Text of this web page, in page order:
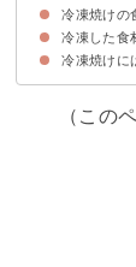
①空気に
②急速冷
③冷凍庫
④長期間
冷凍焼けの
①肉の冷
②魚の冷
③米の冷
冷凍した食
①冷凍し
②冷凍し
③冷凍し
冷凍焼けに
（この